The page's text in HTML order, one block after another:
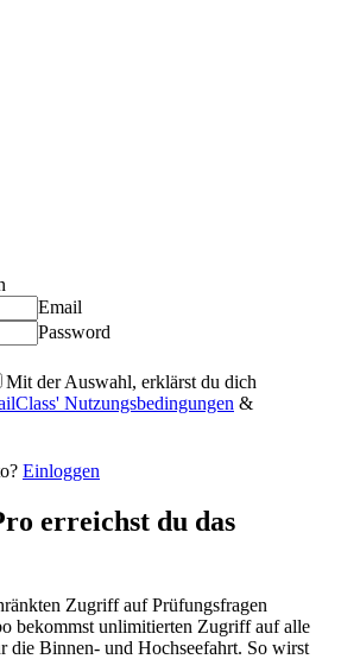
Email
Password
Mit der Auswahl, erklärst du dich
Nutzungsbedingungen &
Einloggen
erreichst du das
Zugriff auf Prüfungsfragen
bekommst unlimitierten Zugriff auf alle
die Binnen- und Hochseefahrt. So wirst